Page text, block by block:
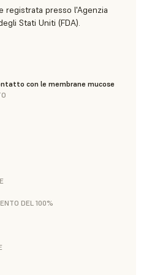
registrata presso l'Agenzia
Stati Uniti (FDA).
con le membrane mucose
DEL 100%